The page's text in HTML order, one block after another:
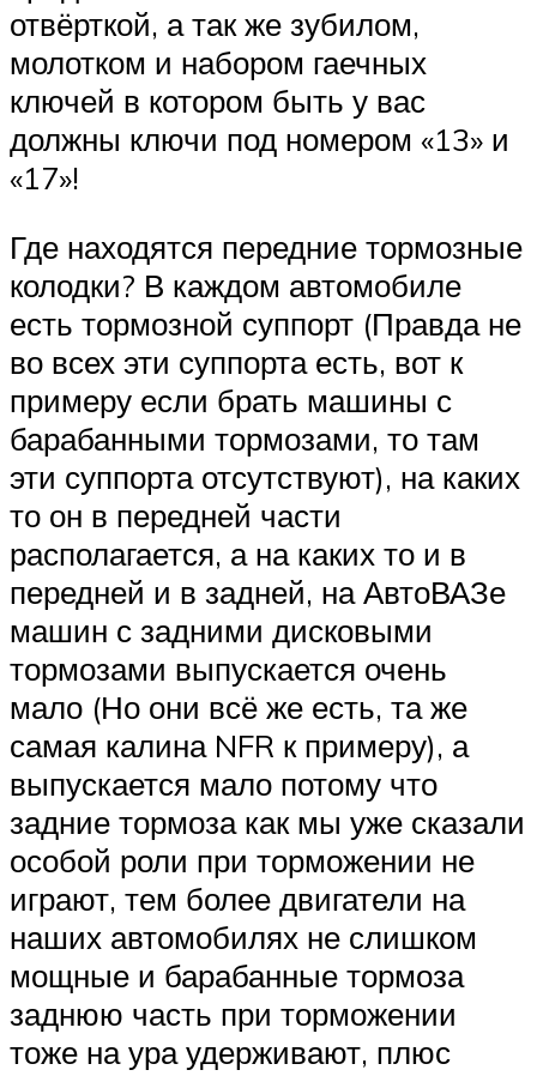
отвёрткой, а так же зубилом,
молотком и набором гаечных
ключей в котором быть у вас
должны ключи под номером «13» и
«17»!
Где находятся передние тормозные
колодки? В каждом автомобиле
есть тормозной суппорт (Правда не
во всех эти суппорта есть, вот к
примеру если брать машины с
барабанными тормозами, то там
эти суппорта отсутствуют), на каких
то он в передней части
располагается, а на каких то и в
передней и в задней, на АвтоВАЗе
машин с задними дисковыми
тормозами выпускается очень
мало (Но они всё же есть, та же
самая калина NFR к примеру), а
выпускается мало потому что
задние тормоза как мы уже сказали
особой роли при торможении не
играют, тем более двигатели на
наших автомобилях не слишком
мощные и барабанные тормоза
заднюю часть при торможении
тоже на ура удерживают, плюс